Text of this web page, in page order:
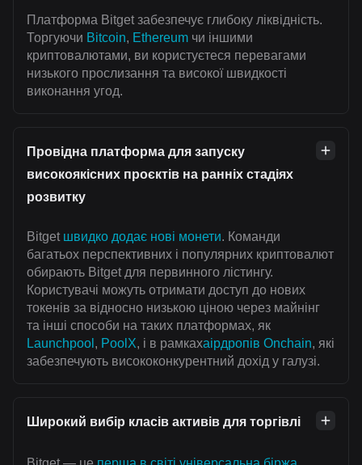
Платформа Bitget забезпечує глибоку ліквідність.
Торгуючи Bitcoin, Ethereum чи іншими
криптовалютами, ви користуєтеся перевагами
низького прослизання та високої швидкості
виконання угод.
Провідна платформа для запуску
високоякісних проєктів на ранніх стадіях
розвитку
Bitget швидко додає нові монети. Команди
багатьох перспективних і популярних криптовалют
обирають Bitget для первинного лістингу.
Користувачі можуть отримати доступ до нових
токенів за відносно низькою ціною через майнінг
та інші способи на таких платформах, як
Launchpool , PoolX, і в рамкахаірдропів Onchain, які
забезпечують висококонкурентний дохід у галузі.
Широкий вибір класів активів для торгівлі